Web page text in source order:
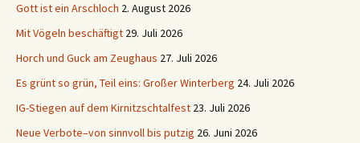
Gott ist ein Arschloch 2. August 2026
Mit Vögeln beschäftigt 29. Juli 2026
Horch und Guck am Zeughaus 27. Juli 2026
Es grünt so grün, Teil eins: Großer Winterberg 24. Juli 2026
IG-Stiegen auf dem Kirnitzschtalfest 23. Juli 2026
Neue Verbote–von sinnvoll bis putzig 26. Juni 2026